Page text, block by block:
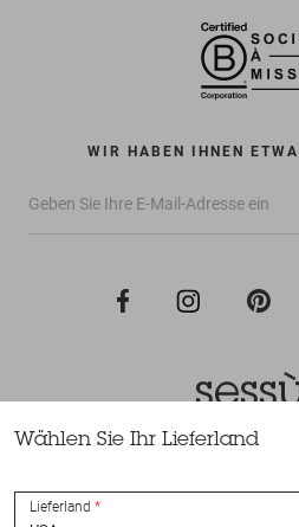
WIR HABEN IHNEN
Wählen Sie Ihr Lieferland
Lieferland